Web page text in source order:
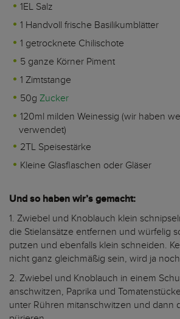
1EL Salz
1 Handvoll frische Basilikumblätter
1 getrocknete Chilischote
5 ganze Körner Piment
1 Zimtstange
50g Zucker
120ml milden Weinessig (wir haben
verwendet)
2TL Speisestärke
Kleine Glasflaschen oder Gläser
Und so haben wir’s gemacht:
1. Zwiebel und Knoblauch klein
die Stielansätze entfernen und würfelig
putzen und ebenfalls klein schneiden.
nicht ganz gleichmäßig sein, wird ja
2. Zwiebel und Knoblauch in einem
anschwitzen, Paprika und
unter Rühren mitanschwitzen und dann